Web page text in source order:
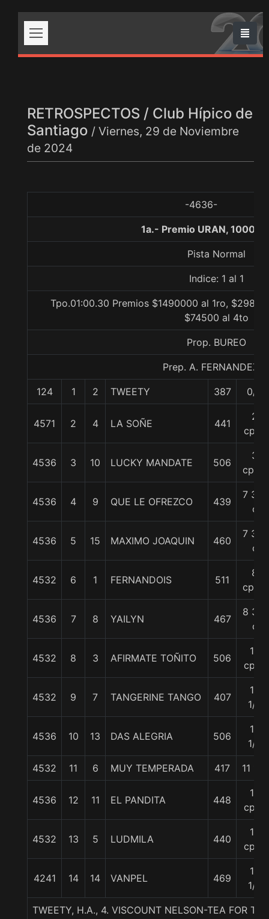
RETROSPECTOS / Club Hípico de
Santiago / Viernes, 29 de Noviembre
de 2024
-4636-
1a.- Premio URAN, 1000
Pista Normal
Indice: 1 al 1
Tpo.01:00.30 Premios $1490000 al 1ro,
$74500 al 4to
Prop. BUREO
Prep. A. FERNANDEZ L.
124 1 2 TWEETY 387 0/0
4571 2 4 LA SOÑE 441
2
cpos
4536 3 10 LUCKY MANDATE 506
3
cpos.
4536 4 9 QUE LE OFREZCO 439
7 3/4
c
4536 5 15 MAXIMO JOAQUIN 460
7 3/4
c
4532 6 1 FERNANDOIS 511
8
cpos.
4536 7 8 YAILYN 467
8 3/4
c
4532 8 3 AFIRMATE TOÑITO 506
10
cpos
4532 9 7 TANGERINE TANGO 407
10
1/4
4536 10 13 DAS ALEGRIA 506
10
1/4
4532 11 6 MUY TEMPERADA 417 11 1/4
4536 12 11 EL PANDITA 448
13
cpos
4532 13 5 LUDMILA 440
13
cpos
4241 14 14 VANPEL 469
15
1/2
TWEETY, H.A., 4. VISCOUNT NELSON-TEA FOR